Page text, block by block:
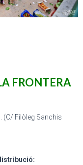
FRONTERA
(C/ Filòleg Sanchis